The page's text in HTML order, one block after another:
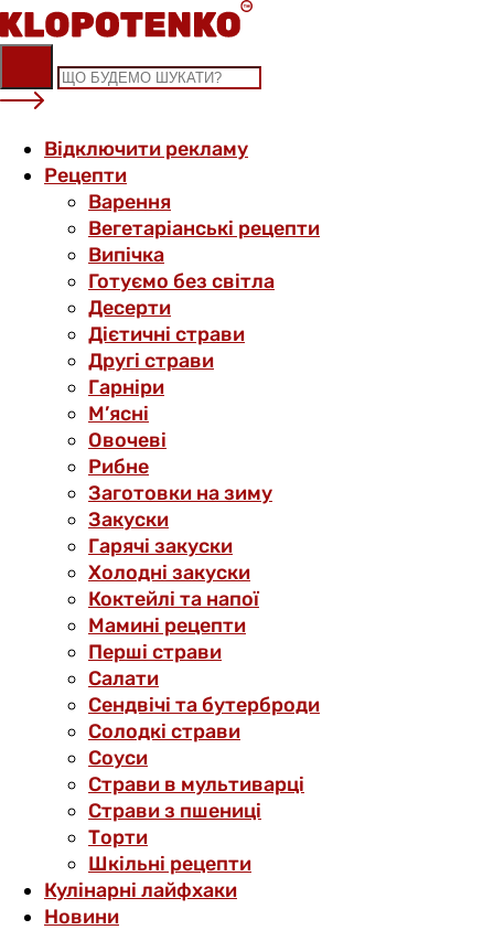
Skip
to
content
Відключити рекламу
Рецепти
Варення
Вегетаріанські рецепти
Випічка
Готуємо без світла
Десерти
Дієтичні страви
Другі страви
Гарніри
М’ясні
Овочеві
Рибне
Заготовки на зиму
Закуски
Гарячі закуски
Холодні закуски
Коктейлі та напої
Мамині рецепти
Перші страви
Салати
Сендвічі та бутерброди
Солодкі страви
Соуси
Страви в мультиварці
Страви з пшениці
Торти
Шкільні рецепти
Кулінарні лайфхаки
Новини